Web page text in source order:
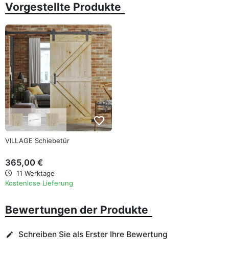
Vorgestellte Produkte
favorite_border
VILLAGE Schiebetür
365,00 €
11 Werktage
Kostenlose Lieferung
Bewertungen der Produkte
edit Schreiben Sie als Erster Ihre Bewertung